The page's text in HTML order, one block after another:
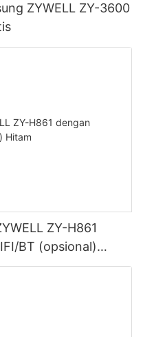
ZYWELL ZY-3600
ZY-H861
BT (opsional)